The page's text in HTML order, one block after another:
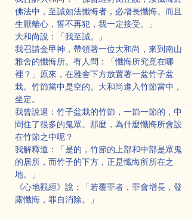
佛法中，至誠如法懺悔者，必增長懺悔。而且
生厭離心，誓不再犯，我一定接受。」
大和尚說：「我至誠。」
我召請金甲神，帶領著一位大和尚，來到南山
雅舍的懺悔所。有人問：「懺悔所究竟在哪
裡？」原來，在雅舍下方放置著一盆竹子盆
栽。竹節當中是空的。大和尚進入竹節當中，
坐定。
我曾說過：竹子盆栽的竹節，一節一節的，中
間住了很多的鬼眾。那麼，為什麼懺悔所會設
在竹節之中呢？
我解釋道：「是的，竹節的上部和中部是眾鬼
的居所，而竹子的下方，正是懺悔所所在之
地。」
《心地觀經》說：「若覆罪者，罪會增長，發
露懺悔，罪自消除。」